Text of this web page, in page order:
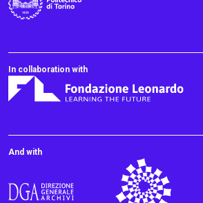
In collaboration with
And with